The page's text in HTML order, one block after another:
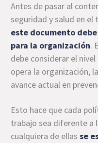
Antes de pasar al
seguridad y salud en el
este documento
para la organización.
debe considerar el
opera la organización,
avance actual en
Esto hace que cada
trabajo sea diferente a
cualquiera de ellasse